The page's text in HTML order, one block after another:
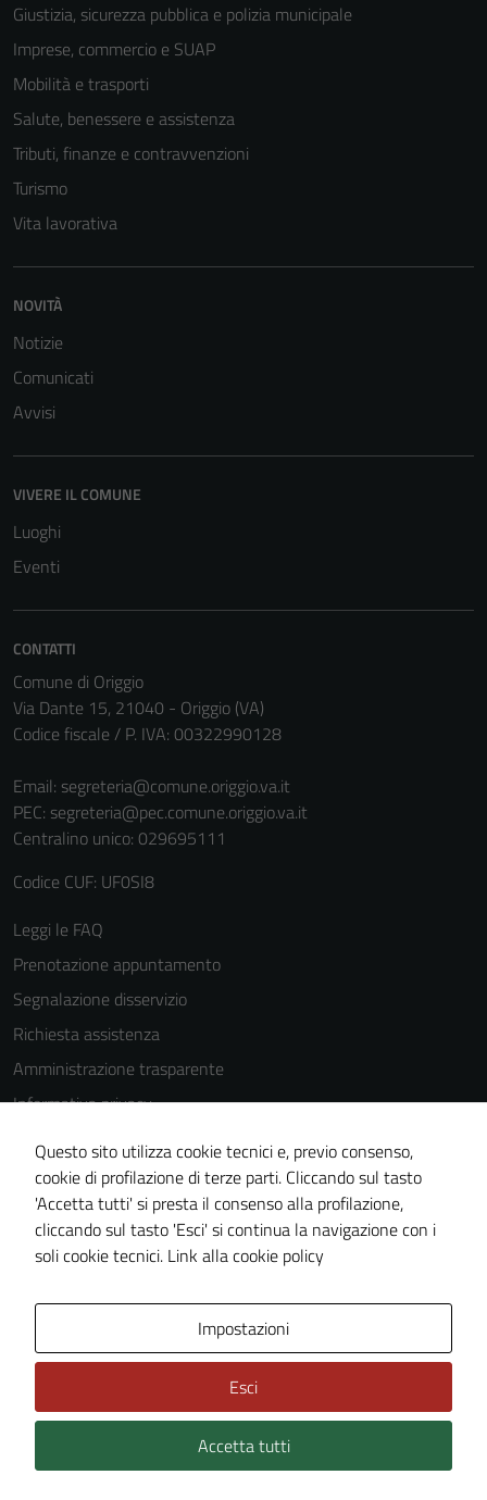
Giustizia, sicurezza pubblica e polizia municipale
Imprese, commercio e SUAP
Mobilità e trasporti
Salute, benessere e assistenza
Tributi, finanze e contravvenzioni
Turismo
Vita lavorativa
NOVITÀ
Notizie
Comunicati
Avvisi
VIVERE IL COMUNE
Luoghi
Eventi
CONTATTI
Comune di Origgio
Via Dante 15, 21040 - Origgio (VA)
Codice fiscale / P. IVA: 00322990128
Email: segreteria@comune.origgio.va.it
PEC: segreteria@pec.comune.origgio.va.it
Centralino unico: 029695111
Codice CUF: UF0SI8
Leggi le FAQ
Prenotazione appuntamento
Segnalazione disservizio
Richiesta assistenza
Amministrazione trasparente
Informativa privacy
Cookie Policy
Note legali
Dichiarazione di accessibilità
Piano di miglioramento del sito
Technical Design s.r.l.
Questo sito utilizza cookie tecnici e, previo consenso,
cookie di profilazione di terze parti. Cliccando sul tasto
'Accetta tutti' si presta il consenso alla profilazione,
cliccando sul tasto 'Esci' si continua la navigazione con i
soli cookie tecnici. Link alla cookie policy
Impostazioni
Esci
Accetta tutti
funzionamento
del sito e non
possono
essere
disabilitati.
Questi cookie
informazioni
personali.